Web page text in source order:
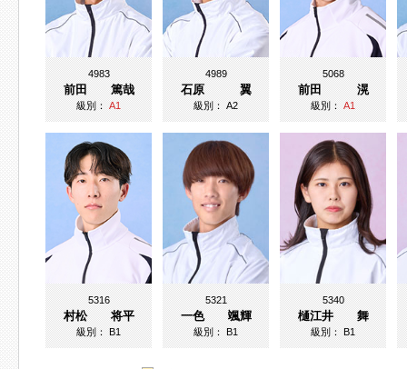
4983
前田 篤哉
級別：A1
4989
石原 翼
級別：A2
5068
前田 滉
級別：A1
5316
村松 将平
級別：B1
5321
一色 颯輝
級別：B1
5340
樋江井 舞
級別：B1